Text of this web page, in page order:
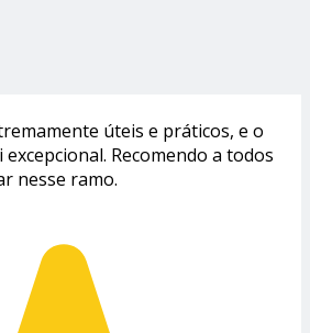
úteis e práticos, e o
Recomendo a todos
nesse ramo.